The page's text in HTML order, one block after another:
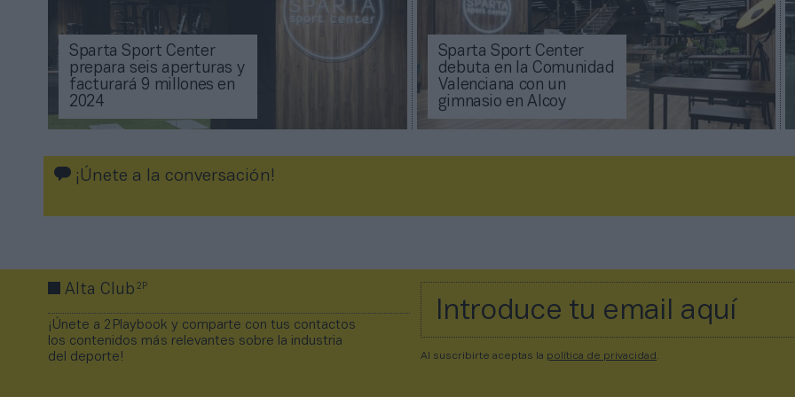
Sparta Sport Center
prepara seis aperturas y
facturará 9 millones en
2024
Sparta Sport Center
debuta en la Comunidad
Valenciana con un
gimnasio en Alcoy
¡Únete a la conversación!
Alta Club2P
¡Únete a 2Playbook y comparte con tus contactos
los contenidos más relevantes sobre la industria
del deporte!
Al suscribirte aceptas la política de privacidad